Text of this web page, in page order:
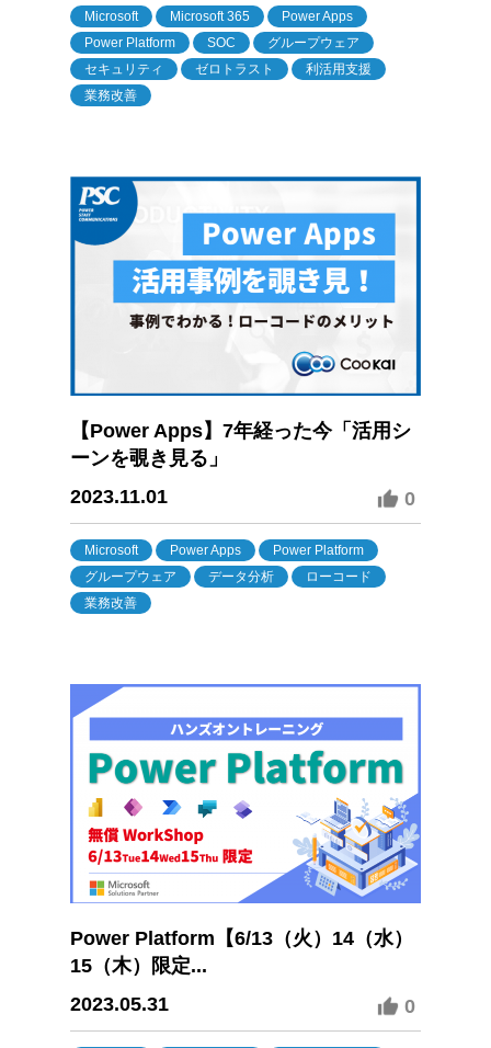
Microsoft Microsoft 365
Power Apps
Power Platform
SOC
グループウェア
セキュリティ
ゼロトラスト
利活用支援
業務改善
【Power Apps】7年経った今「活用シ
ーンを覗き見る」
2023.11.01
0
Microsoft Power Apps
Power Platform
グループウェア
データ分析
ローコード
業務改善
Power Platform【6/13（火）14（水）
15（木）限定...
2023.05.31
0